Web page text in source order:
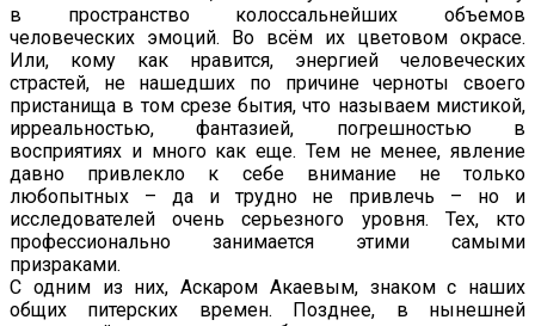
в пространство колоссальнейших объемов
человеческих эмоций. Во всём их цветовом окрасе.
Или, кому как нравится, энергией человеческих
страстей, не нашедших по причине черноты своего
пристанища в том срезе бытия, что называем мистикой,
ирреальностью, фантазией, погрешностью в
восприятиях и много как еще. Тем не менее, явление
давно привлекло к себе внимание не только
любопытных – да и трудно не привлечь – но и
исследователей очень серьезного уровня. Тех, кто
профессионально занимается этими самыми
призраками.
С одним из них, Аскаром Акаевым, знаком с наших
общих питерских времен. Позднее, в нынешней